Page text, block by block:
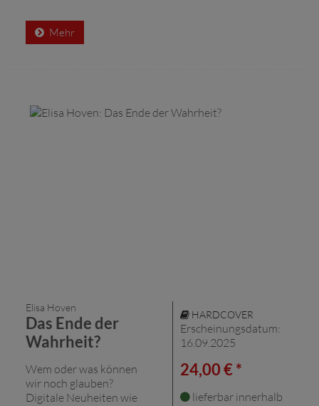
Mehr
Elisa Hoven
Das Ende der
Wahrheit?
Wem oder was können
wir noch glauben?
Digitale Neuheiten wie
HARDCOVER
Erscheinungsdatum:
16.09.2025
24,00 € *
lieferbar innerhalb